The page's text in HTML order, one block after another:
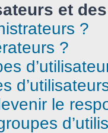
et
?
?
le